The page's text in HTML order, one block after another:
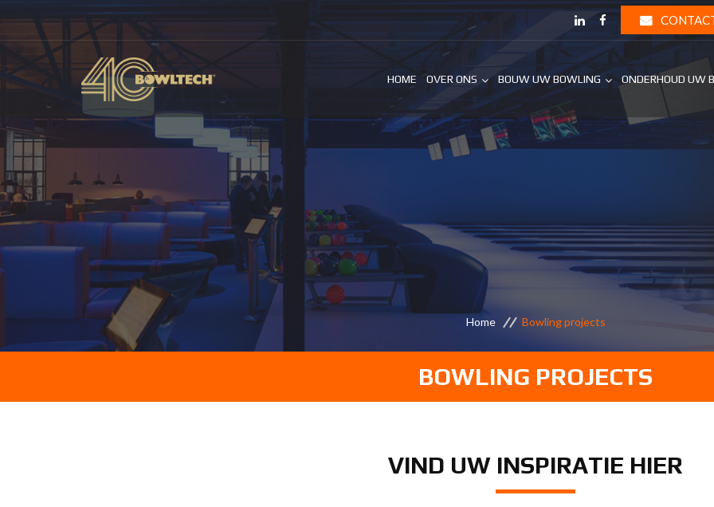
HOME OVER ONS BOUW UW BOWLING ONDERHOUD UW
Home Bowling projects
BOWLING PROJECTS
VIND UW INSPIRATIE HIER